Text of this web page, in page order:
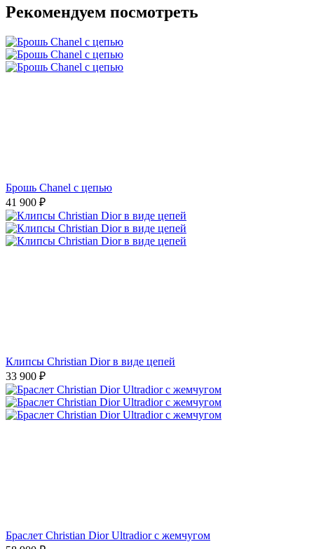
Рекомендуем посмотреть
Брошь Chanel с цепью
41 900 ₽
Клипсы Christian Dior в виде цепей
33 900 ₽
Браслет Christian Dior Ultradior с жемчугом